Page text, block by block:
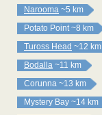
Narooma ~5 km
Potato Point ~8 km
Tuross Head ~12 km
Bodalla ~11 km
Corunna ~13 km
Mystery Bay ~14 km